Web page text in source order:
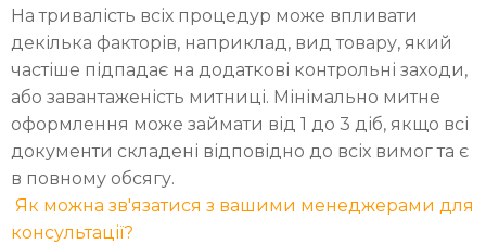
На тривалість всіх процедур може впливати
декілька факторів, наприклад, вид товару, який
частіше підпадає на додаткові контрольні заходи,
або завантаженість митниці. Мінімально митне
оформлення може займати від 1 до 3 діб, якщо всі
документи складені відповідно до всіх вимог та є
в повному обсягу.
Як можна зв'язатися з вашими менеджерами для
консультації?